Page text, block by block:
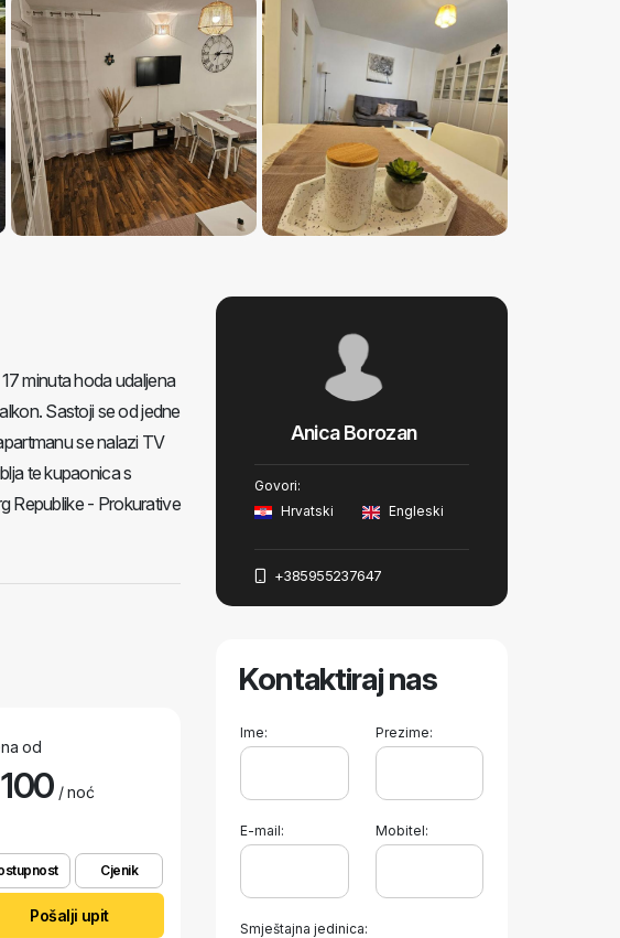
minuta hoda udaljena
Sastoji se od jedne
se nalazi TV
te kupaonica s
Republike - Prokurative
od
/ noć
Cjenik
Pošalji upit
Anica Borozan
Govori:
Hrvatski
Engleski
+385955237647
Kontaktiraj nas
Ime: Prezime:
E-mail: Mobitel:
Smještajna jedinica: